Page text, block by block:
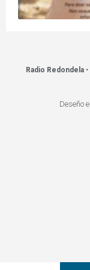
Radio Redondela•
Deseño